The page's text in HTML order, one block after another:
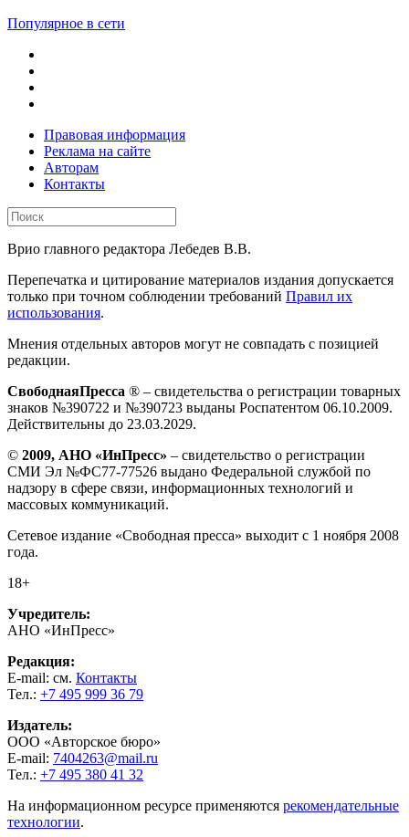
Популярное в сети
Правовая информация
Реклама на сайте
Авторам
Контакты
Врио главного редактора Лебедев В.В.
Перепечатка и цитирование материалов издания допускается
только при точном соблюдении требований Правил их
использования.
Мнения отдельных авторов могут не совпадать с позицией
редакции.
СвободнаяПресса ® – свидетельства о регистрации товарных
знаков №390722 и №390723 выданы Роспатентом 06.10.2009.
Действительны до 23.03.2029.
© 2009, АНО «ИнПресс» – свидетельство о регистрации
СМИ Эл №ФС77-77526 выдано Федеральной службой по
надзору в сфере связи, информационных технологий и
массовых коммуникаций.
Сетевое издание «Свободная пресса» выходит с 1 ноября 2008
года.
18+
Учредитель:
АНО «ИнПресс»
Редакция:
E-mail: см. Контакты
Тел.: +7 495 999 36 79
Издатель:
ООО «Авторское бюро»
E-mail: 7404263@mail.ru
Тел.: +7 495 380 41 32
На информационном ресурсе применяются рекомендательные
технологии.